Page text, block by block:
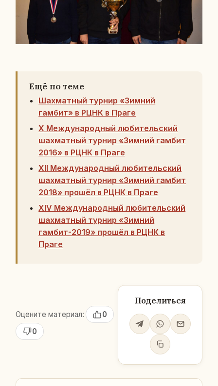
Ещё по теме
Шахматный турнир «Зимний
гамбит» в РЦНК в Праге
X Международный любительский
шахматный турнир «Зимний гамбит
2016» в РЦНК в Праге
XII Международный любительский
шахматный турнир «Зимний гамбит
2018» прошёл в РЦНК в Праге
XIV Международный любительский
шахматный турнир «Зимний
гамбит-2019» прошёл в РЦНК в
Праге
Оцените материал:
0
0
Поделиться